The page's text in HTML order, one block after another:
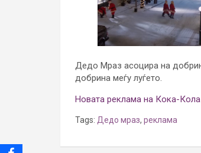
Дедо Мраз асоцира на
добрина меѓу луѓето.
Новата реклама на Кока-Кола
Tags: Дедо мраз, реклама